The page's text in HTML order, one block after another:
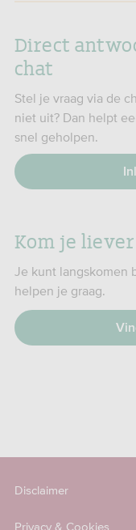
Direct
chat
Stel je vraag via de
niet uit? Dan helpt
snel geholpen.
Kom je
Je kunt langskomen
helpen je graag.
Disclaimer
Privacy & Cookies